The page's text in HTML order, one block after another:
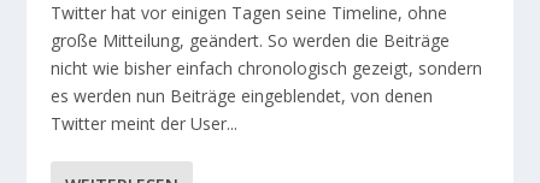
Twitter hat vor einigen Tagen seine Timeline, ohne
große Mitteilung, geändert. So werden die Beiträge
nicht wie bisher einfach chronologisch gezeigt, sondern
es werden nun Beiträge eingeblendet, von denen
Twitter meint der User...